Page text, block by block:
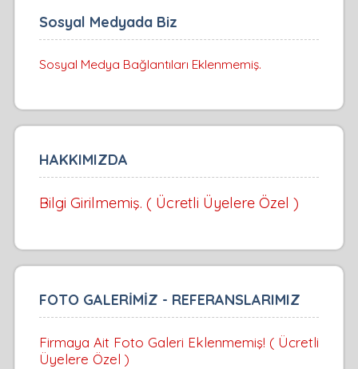
Sosyal Medyada Biz
Sosyal Medya Bağlantıları Eklenmemiş.
HAKKIMIZDA
Bilgi Girilmemiş. ( Ücretli Üyelere Özel )
FOTO GALERİMİZ - REFERANSLARIMIZ
Firmaya Ait Foto Galeri Eklenmemiş! ( Ücretli
Üyelere Özel )